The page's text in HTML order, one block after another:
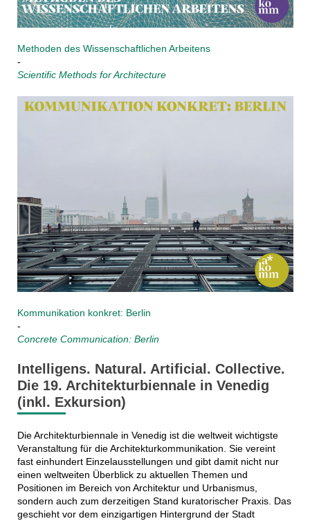
Methoden des Wissenschaftlichen Arbeitens
-
Scientific Methods for Architecture
Kommunikation konkret: Berlin
-
Concrete Communication: Berlin
Intelligens. Natural. Artificial. Collective.
Die 19. Architekturbiennale in Venedig
(inkl. Exkursion)
Die Architekturbiennale in Venedig ist die weltweit wichtigste
Veranstaltung für die Architekturkommunikation. Sie vereint
fast einhundert Einzelausstellungen und gibt damit nicht nur
einen weltweiten Überblick zu aktuellen Themen und
Positionen im Bereich von Architektur und Urbanismus,
sondern auch zum derzeitigen Stand kuratorischer Praxis. Das
geschieht vor dem einzigartigen Hintergrund der Stadt